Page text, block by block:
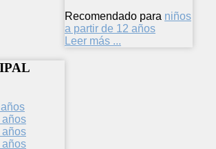
Recomendado para niños
a partir de 12 años
Leer más ...
años
años
años